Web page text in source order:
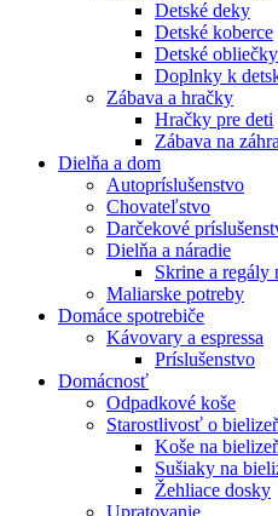
Detské deky
Detské koberce
Detské
Doplnky k
Zábava a hračky
Hračky pre deti
Zábava na
Dielňa a dom
Autopríslušenstvo
Chovateľstvo
Darčekové
Dielňa a náradie
Skrine a regály
Maliarske potreby
Domáce spotrebiče
Kávovary a espressa
Príslušenstvo
Domácnosť
Odpadkové koše
Starostlivosť o
Koše na
Sušiaky na
Žehliace dosky
Upratovanie